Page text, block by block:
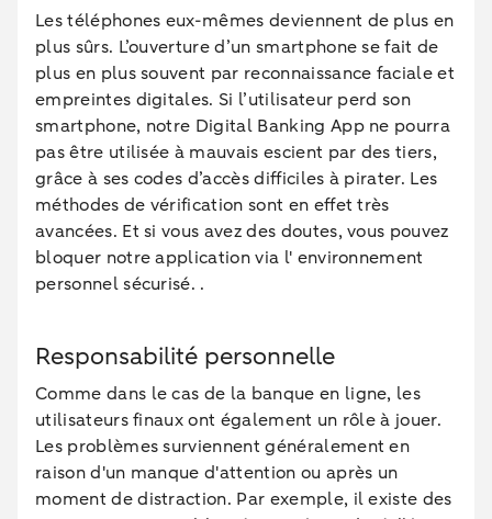
Les téléphones eux-mêmes deviennent de plus en
plus sûrs. L’ouverture d’un smartphone se fait de
plus en plus souvent par reconnaissance faciale et
empreintes digitales. Si l’utilisateur perd son
smartphone, notre Digital Banking App ne pourra
pas être utilisée à mauvais escient par des tiers,
grâce à ses codes d’accès difficiles à pirater. Les
méthodes de vérification sont en effet très
avancées. Et si vous avez des doutes, vous pouvez
bloquer notre application via l' environnement
personnel sécurisé. .
Responsabilité personnelle
Comme dans le cas de la banque en ligne, les
utilisateurs finaux ont également un rôle à jouer.
Les problèmes surviennent généralement en
raison d'un manque d'attention ou après un
moment de distraction. Par exemple, il existe des